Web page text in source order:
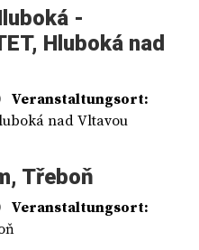
-
Hluboká nad
Veranstaltungsort:
nad Vltavou
Třeboň
Veranstaltungsort: